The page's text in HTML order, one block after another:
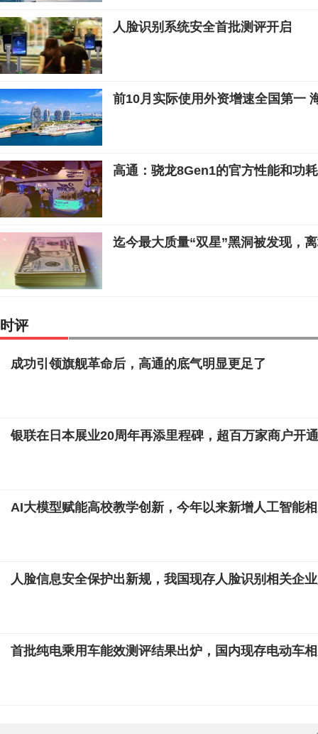
人脸识别系统安全首批测评开启
前10月实际使用外资增速全国第一
高通：骁龙8Gen1的官方性能和功
迄今最大质量“双星”黑洞被发现，
时评
成功引领旗舰革命后，高通的底气明显更足了
银联在日本展业20周年再添里程碑，超百万家商户开
AI大模型赋能高校教学创新，今年以来新增人工智能
人脸信息安全保护出新规，我国现存人脸识别相关企
首批纯电乘用车能效测评结果出炉，国内现存电动车